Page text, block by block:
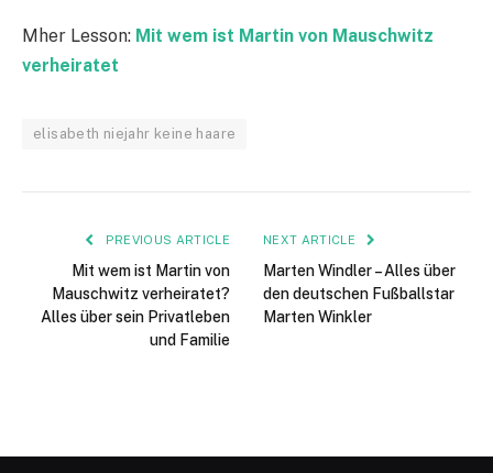
Mher Lesson: Mit wem ist Martin von Mauschwitz
verheiratet
elisabeth niejahr keine haare
PREVIOUS ARTICLE
Mit wem ist Martin von
Mauschwitz verheiratet?
Alles über sein Privatleben
und Familie
NEXT ARTICLE
Marten Windler – Alles über
den deutschen Fußballstar
Marten Winkler